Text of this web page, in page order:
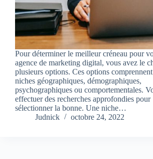
Pour déterminer le meilleur créneau pour
agence de marketing digital, vous avez le
plusieurs options. Ces options
niches géographiques, démographiques,
psychographiques ou comportementales.
effectuer des recherches approfondies pour
sélectionner la bonne. Une niche…
Judnick
octobre 24, 2022